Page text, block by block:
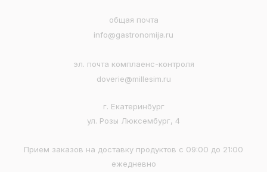
общая почта
info@gastronomija.ru
эл. почта комплаенс-контроля
doverie@millesim.ru
г. Екатеринбург
ул. Розы Люксембург, 4
Прием заказов на доставку продуктов с 09:00 до 21:00
ежедневно